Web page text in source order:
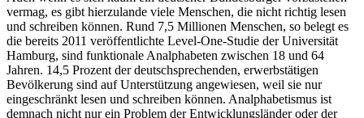
vermag, es gibt hierzulande viele Menschen, die nicht richtig lesen
und schreiben können. Rund 7,5 Millionen Menschen, so belegt es
die bereits 2011 veröffentlichte Level-One-Studie der Universität
Hamburg, sind funktionale Analphabeten zwischen 18 und 64
Jahren. 14,5 Prozent der deutschsprechenden, erwerbstätigen
Bevölkerung sind auf Unterstützung angewiesen, weil sie nur
eingeschränkt lesen und schreiben können. Analphabetismus ist
demnach nicht nur ein Problem der Entwicklungsländer oder der